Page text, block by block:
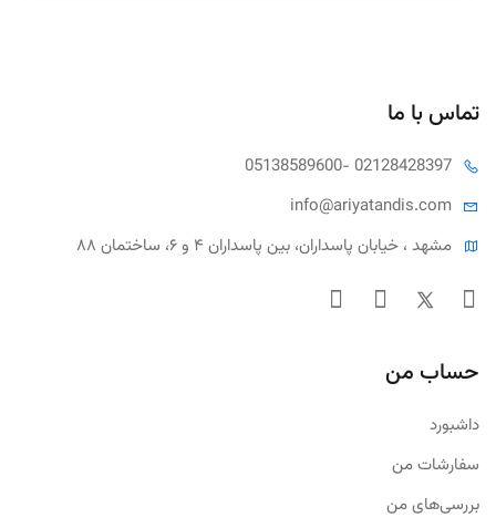
تماس با ما
05138589600- 02128428397
info@ariyatandis.com
مشهد ، خیابان پاسداران، بین پاسداران ۴ و ۶، ساختمان ۸۸
حساب من
داشبورد
سفارشات من
بررسی‌های من